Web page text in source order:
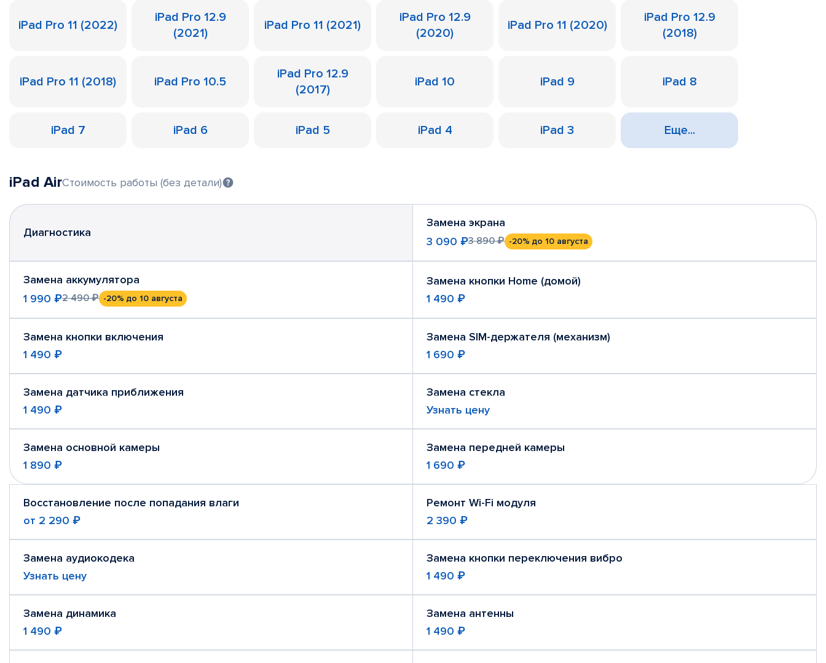
iPad Pro 11 (2022)
iPad Pro 12.9
(2021)
iPad Pro 11 (2021)
iPad Pro 12.9
(2020)
iPad Pro 11 (2020)
iPad Pro 12.9
(2018)
iPad Pro 11 (2018) iPad Pro 10.5
iPad Pro 12.9
(2017)
iPad 10 iPad 9 iPad 8
iPad 7 iPad 6 iPad 5 iPad 4 iPad 3 Еще...
iPad AirСтоимость работы (без детали)
Диагностика
Замена экрана
3 090 ₽3 890 ₽ -20% до 10 августа
Замена аккумулятора
1 990 ₽2 490 ₽ -20% до 10 августа
Замена кнопки Home (домой)
1 490 ₽
Замена кнопки включения
1 490 ₽
Замена SIM-держателя (механизм)
1 690 ₽
Замена датчика приближения
1 490 ₽
Замена стекла
Узнать цену
Замена основной камеры
1 890 ₽
Замена передней камеры
1 690 ₽
Восстановление после попадания влаги
от 2 290 ₽
Ремонт Wi-Fi модуля
2 390 ₽
Замена аудиокодека
Узнать цену
Замена кнопки переключения вибро
1 490 ₽
Замена динамика
1 490 ₽
Замена антенны
1 490 ₽